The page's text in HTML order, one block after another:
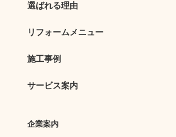
選ばれる理由
リフォームメニュー
施工事例
サービス案内
企業案内